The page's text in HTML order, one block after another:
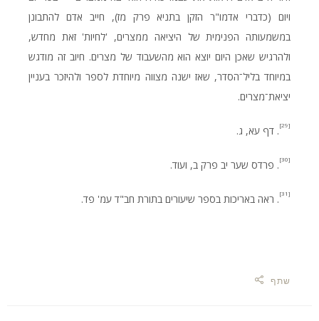
ויום (כדברי אדמו"ר הזקן בתניא פרק מז), חייב אדם להתבונן
במשמעותה הפנימית של היציאה ממצרים, 'לחיות' זאת מחדש,
ולהרגיש שאכן היום יוצא הוא מהשעבוד של מצרים. חיוב זה מודגש
במיוחד בליל־הסדר, שאז ישנה מצווה מיוחדת לספר ולהיזכר בעניין
יציאת־מצרים.
[29] . דף עא, ג.
[30] . פרדס שער יב פרק ב, ועוד.
[31] . ראה באריכות בספר שיעורים בתורת חב"ד עמ' פד.
שתף